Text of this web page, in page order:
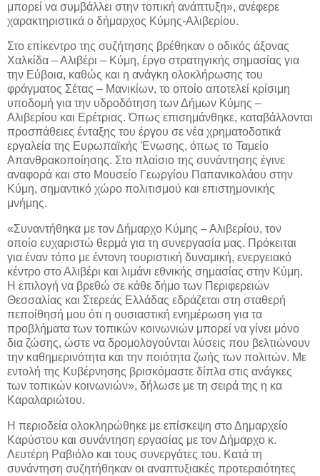
μπορεί να συμβάλλει στην τοπική ανάπτυξη», ανέφερε
χαρακτηριστικά ο δήμαρχος Κύμης-Αλιβερίου.
Στο επίκεντρο της συζήτησης βρέθηκαν ο οδικός άξονας
Χαλκίδα – Αλιβέρι – Κύμη, έργο στρατηγικής σημασίας για
την Εύβοια, καθώς και η ανάγκη ολοκλήρωσης του
φράγματος Σέτας – Μανικίων, το οποίο αποτελεί κρίσιμη
υποδομή για την υδροδότηση των Δήμων Κύμης –
Αλιβερίου και Ερέτριας. Όπως επισημάνθηκε, καταβάλλονται
προσπάθειες ένταξης του έργου σε νέα χρηματοδοτικά
εργαλεία της Ευρωπαϊκής Ένωσης, όπως το Ταμείο
Απανθρακοποίησης. Στο πλαίσιο της συνάντησης έγινε
αναφορά και στο Μουσείο Γεωργίου Παπανικολάου στην
Κύμη, σημαντικό χώρο πολιτισμού και επιστημονικής
μνήμης.
«Συναντήθηκα με τον Δήμαρχο Κύμης – Αλιβερίου, τον
οποίο ευχαριστώ θερμά για τη συνεργασία μας. Πρόκειται
για έναν τόπο με έντονη τουριστική δυναμική, ενεργειακό
κέντρο στο Αλιβέρι και λιμάνι εθνικής σημασίας στην Κύμη.
Η επιλογή να βρεθώ σε κάθε δήμο των Περιφερειών
Θεσσαλίας και Στερεάς Ελλάδας εδράζεται στη σταθερή
πεποίθησή μου ότι η ουσιαστική ενημέρωση για τα
προβλήματα των τοπικών κοινωνιών μπορεί να γίνει μόνο
δια ζώσης, ώστε να δρομολογούνται λύσεις που βελτιώνουν
την καθημερινότητα και την ποιότητα ζωής των πολιτών. Με
εντολή της Κυβέρνησης βρισκόμαστε δίπλα στις ανάγκες
των τοπικών κοινωνιών», δήλωσε με τη σειρά της η κα
Καραλαριώτου.
Η περιοδεία ολοκληρώθηκε με επίσκεψη στο Δημαρχείο
Καρύστου και συνάντηση εργασίας με τον Δήμαρχο κ.
Λευτέρη Ραβιόλο και τους συνεργάτες του. Κατά τη
συνάντηση συζητήθηκαν οι αναπτυξιακές προτεραιότητες